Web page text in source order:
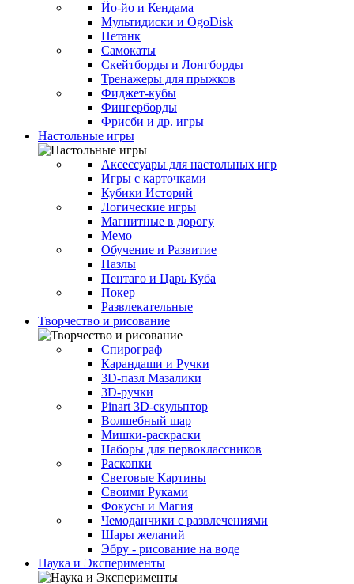
Йо-йо и Кендама
Мультидиски и OgoDisk
Петанк
Самокаты
Скейтборды и Лонгборды
Тренажеры для прыжков
Фиджет-кубы
Фингерборды
Фрисби и др. игры
Настольные игры
Аксессуары для настольных игр
Игры с карточками
Кубики Историй
Логические игры
Магнитные в дорогу
Мемо
Обучение и Развитие
Пазлы
Пентаго и Царь Куба
Покер
Развлекательные
Творчество и рисование
Спирограф
Карандаши и Ручки
3D-пазл Мазалики
3D-ручки
Pinart 3D-скульптор
Волшебный шар
Мишки-раскраски
Наборы для первоклассников
Раскопки
Световые Картины
Своими Руками
Фокусы и Магия
Чемоданчики с развлечениями
Шары желаний
Эбру - рисование на воде
Наука и Эксперименты